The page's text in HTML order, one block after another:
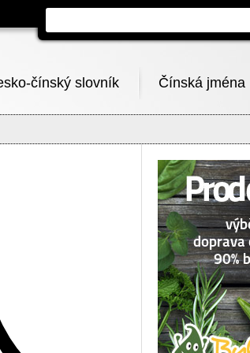
čínský slovník Čínská jména